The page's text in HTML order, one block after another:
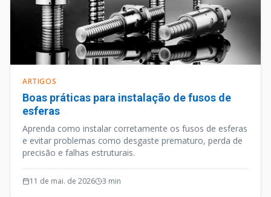
ARTIGOS
Boas práticas para instalação de fusos de
esferas
Aprenda como instalar corretamente os fusos de esferas
e evitar problemas como desgaste prematuro, perda de
precisão e falhas estruturais.
11 de mai. de 2026 3 min